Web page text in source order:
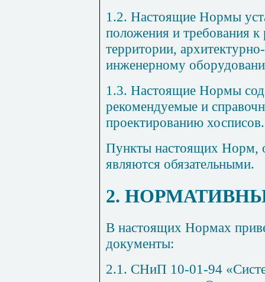
1.2. Настоящие Нормы
положения и требования
территории,
инженерному
1.3. Настоящие Нормы
рекомендуемые и
проектированию хосписов.
Пункты настоящих Норм,
являются обязательными.
2.
В настоящих Нормах
документы:
2.1. СНиП 10-01-94